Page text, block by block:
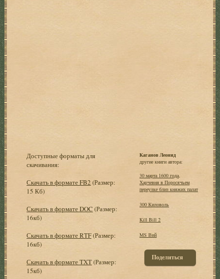
Доступные форматы для
скачивания:
Скачать в формате FB2 (Размер:
15 Кб)
Скачать в формате DOC (Размер:
16кб)
Скачать в формате RTF(Размер:
16кб)
Скачать в формате TXT(Размер:
15кб)
Каганов Леонид
другие книги автора:
30 марта 1600 года,
Харчевня в Поросячьем
переулке близ княжих палат
300 Киловоль
Kill Bill 2
MS Вий
Поделиться